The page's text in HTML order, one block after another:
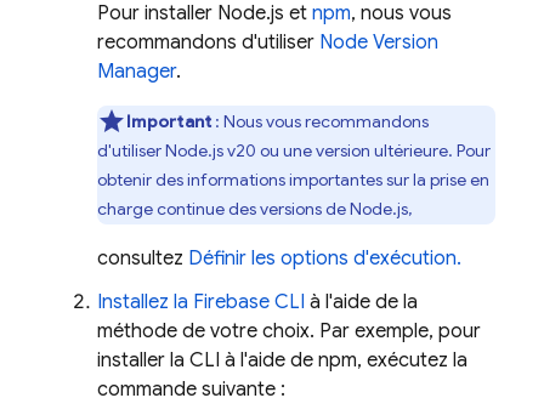
Pour installer Node.js et npm, nous vous
recommandons d'utiliser Node Version
Manager.
Important : Nous vous recommandons
d'utiliser Node.js v20 ou une version ultérieure. Pour
obtenir des informations importantes sur la prise en
charge continue des versions de Node.js,
consultez Définir les options d'exécution.
Installez la Firebase CLI à l'aide de la
méthode de votre choix. Par exemple, pour
installer la CLI à l'aide de npm, exécutez la
commande suivante :